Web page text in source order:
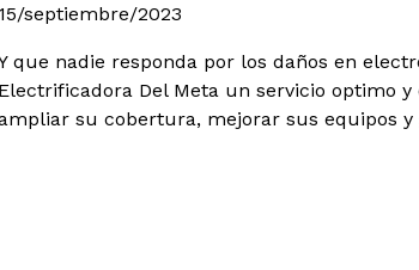
15/septiembre/2023
que nadie responda por los daños en
Electrificadora Del Meta un servicio optimo
su cobertura, mejorar sus equipos